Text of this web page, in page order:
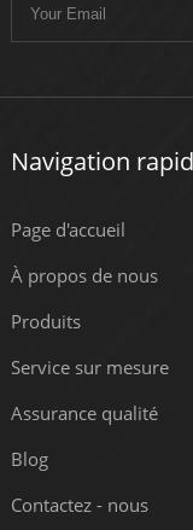
Navigation
Page d'accueil
À propos de nous
Produits
Service sur mesure
Assurance qualité
Blog
Contactez - nous